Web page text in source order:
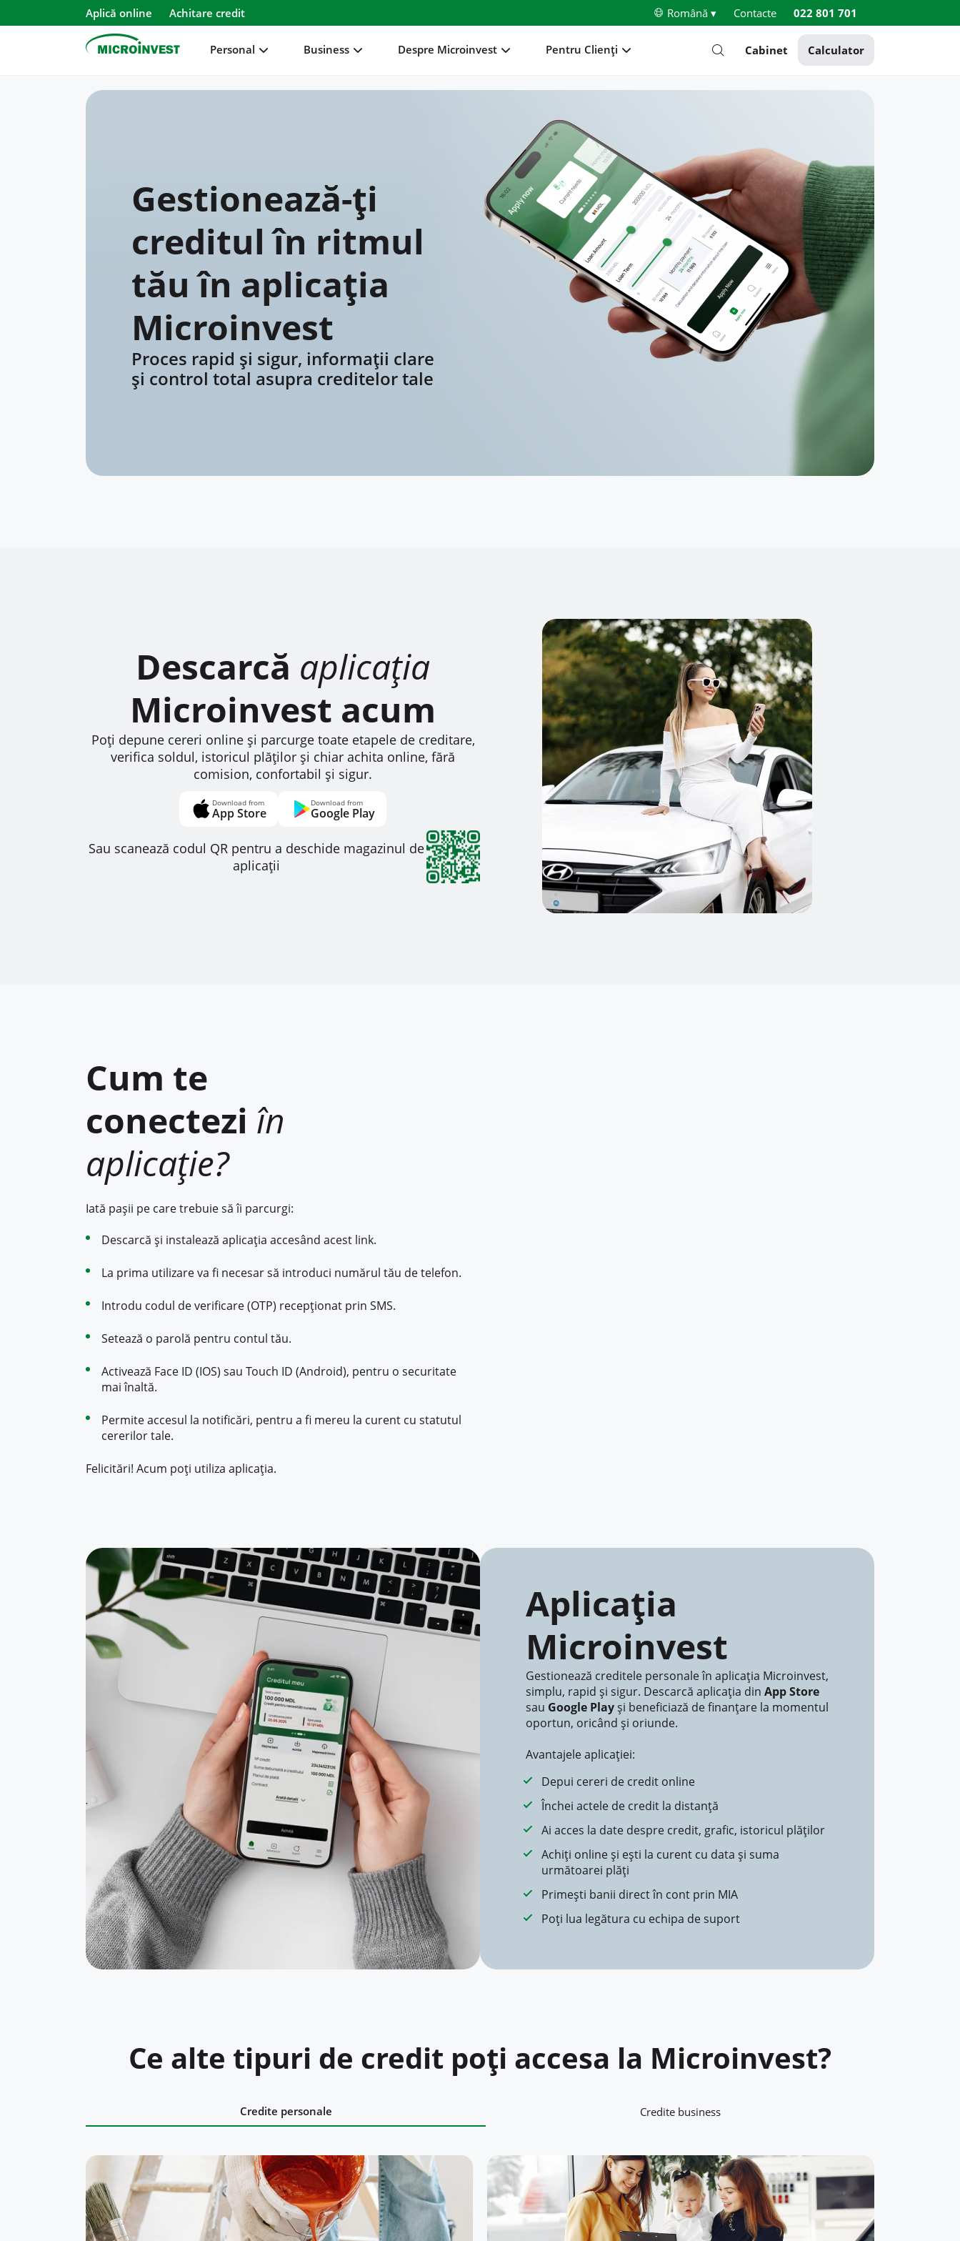
Aplică online Achitare credit Română ▾ Contacte 022 801 701
Personal Business Despre Microinvest Pentru Clienți Cabinet Calculator
Gestionează-ți
creditul în ritmul
tău în aplicația
Microinvest
Proces rapid și sigur, informații clare
și control total asupra creditelor tale
Descarcă aplicația
Microinvest acum
Poți depune cereri online și parcurge toate etapele de creditare,
verifica soldul, istoricul plăților și chiar achita online, fără
comision, confortabil și sigur.
Sau scanează codul QR pentru a deschide magazinul de
aplicații
Cum te
conectezi în
aplicație?
Iată pașii pe care trebuie să îi parcurgi:
Descarcă și instalează aplicația accesând acest link.
La prima utilizare va fi necesar să introduci numărul tău de telefon.
Introdu codul de verificare (OTP) recepționat prin SMS.
Setează o parolă pentru contul tău.
Activează Face ID (IOS) sau Touch ID (Android), pentru o securitate
mai înaltă.
Permite accesul la notificări, pentru a fi mereu la curent cu statutul
cererilor tale.
Felicitări! Acum poți utiliza aplicația.
Aplicația
Microinvest
Gestionează creditele personale în aplicația Microinvest,
simplu, rapid și sigur. Descarcă aplicația din App Store
sau Google Playși beneficiază de finanțare la momentul
oportun, oricând și oriunde.
Avantajele aplicației:
Depui cereri de credit online
Închei actele de credit la distanță
Ai acces la date despre credit, grafic, istoricul plăților
Achiți online și ești la curent cu data și suma
următoarei plăți
Primești banii direct în cont prin MIA
Poți lua legătura cu echipa de suport
Ce alte tipuri de credit poți accesa la Microinvest?
Credite personale Credite business